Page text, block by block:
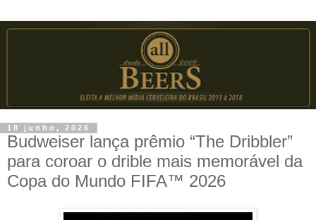
18 junho, 2026
Budweiser lança prêmio “The Dribbler”
para coroar o drible mais memorável da
Copa do Mundo FIFA™ 2026